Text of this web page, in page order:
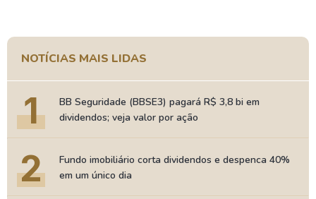
NOTÍCIAS MAIS LIDAS
1
BB Seguridade (BBSE3) pagará R$ 3,8 bi em
dividendos; veja valor por ação
2
Fundo imobiliário corta dividendos e despenca 40%
em um único dia